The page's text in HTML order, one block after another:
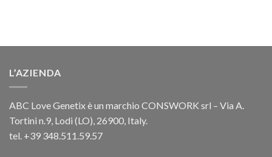
L’AZIENDA
ABC Love Genetix è un marchio CONSWORK srl – Via A.
Tortini n.9, Lodi (LO), 26900, Italy.
tel. +39 348.511.59.57